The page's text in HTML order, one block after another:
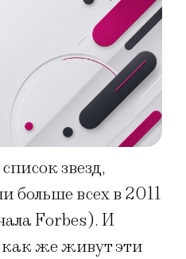
звезд,
больше всех в 2011
Forbes). И
как же живут эти